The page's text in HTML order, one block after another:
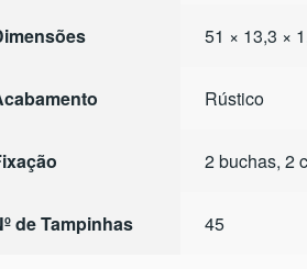
51 × 13,3 ×
Rústico
2 buchas, 2
de Tampinhas 45